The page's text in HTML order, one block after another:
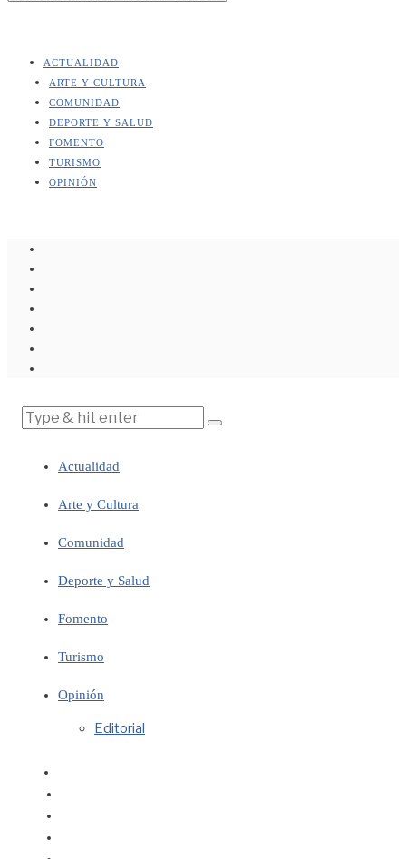
ACTUALIDAD
ARTE Y CULTURA
COMUNIDAD
DEPORTE Y SALUD
FOMENTO
TURISMO
OPINIÓN
Actualidad
Arte y Cultura
Comunidad
Deporte y Salud
Fomento
Turismo
Opinión
Editorial